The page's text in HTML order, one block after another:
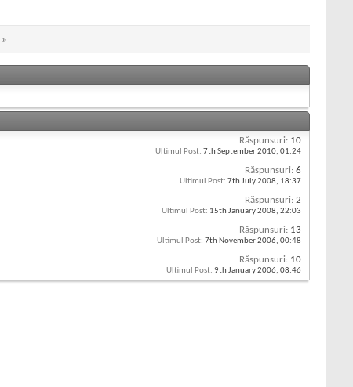
»
Răspunsuri: 10
Ultimul Post: 7th September 2010, 01:24
Răspunsuri: 6
Ultimul Post: 7th July 2008, 18:37
Răspunsuri: 2
Ultimul Post: 15th January 2008, 22:03
Răspunsuri: 13
Ultimul Post: 7th November 2006, 00:48
Răspunsuri: 10
Ultimul Post: 9th January 2006, 08:46